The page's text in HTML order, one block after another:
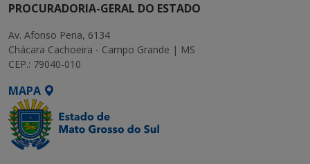
PROCURADORIA-GERAL DO ESTADO
Av. Afonso Pena, 6134
Chácara Cachoeira - Campo Grande | MS
CEP.: 79040-010
MAPA